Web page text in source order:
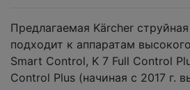
Предлагаемая Kärcher
подходит к аппаратам
Smart Control, K 7 Full Control
Control Plus (начиная с 2017 г.